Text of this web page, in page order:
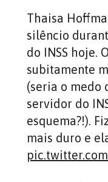
Thaisa
silêncio
do INSS hoje.
subitamente
(seria o medo
servidor do
esquema?!).
mais duro e